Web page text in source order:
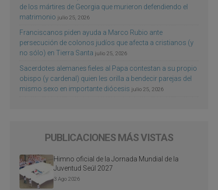
de los mártires de Georgia que murieron defendiendo el
matrimonio julio 25, 2026
Franciscanos piden ayuda a Marco Rubio ante
persecución de colonos judíos que afecta a cristianos (y
no sólo) en Tierra Santa julio 25, 2026
Sacerdotes alemanes fieles al Papa contestan a su propio
obispo (y cardenal) quien les orilla a bendecir parejas del
mismo sexo en importante diócesis julio 25, 2026
PUBLICACIONES MÁS VISTAS
Himno oficial de la Jornada Mundial de la
Juventud Seúl 2027
3 Ago 2026